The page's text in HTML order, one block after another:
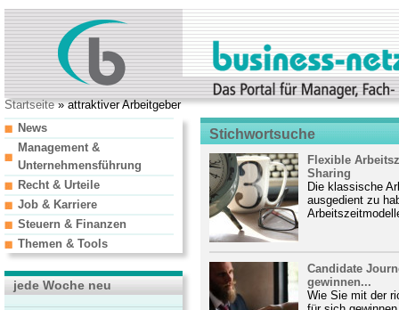
Startseite» attraktiver Arbeitgeber
Stichwortsuche
Flexible
Sharing
Die klassische
ausgedient zu
Candidate
gewinnen...
Wie Sie mit der
News
Management &
Unternehmensführung
Recht & Urteile
Job & Karriere
Steuern & Finanzen
Themen & Tools
jede Woche neu